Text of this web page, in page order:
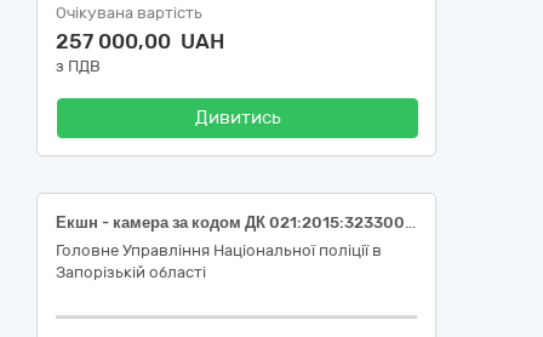
Очікувана вартість
257 000,00 UAH
з ПДВ
Дивитись
Екшн - камера за кодом ДК 021:2015:32330000-5 «Апаратура для запису та відтворення аудіо- та відеоматеріалу»
Головне Управління Національної поліції в
Запорізькій області